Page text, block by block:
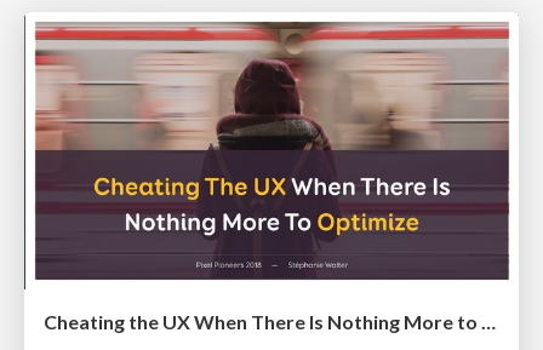
Cheating the UX When There Is Nothing More to Optimize - PixelPioneers